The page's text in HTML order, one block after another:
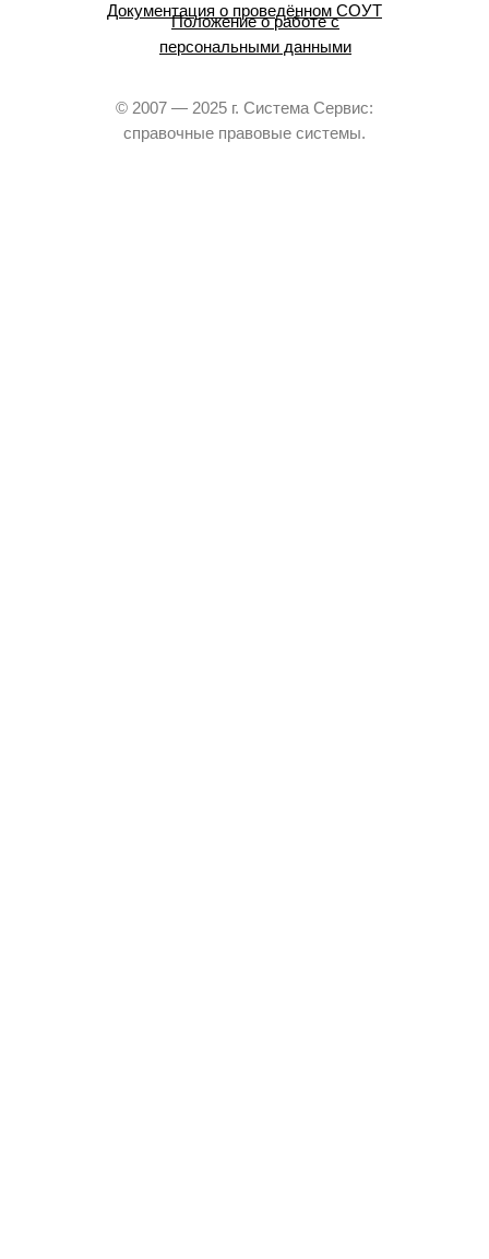
Документация о проведённом СОУТ
Положение о работе с
персональными данными
© 2007 — 2025 г. Система Сервис:
справочные правовые системы.